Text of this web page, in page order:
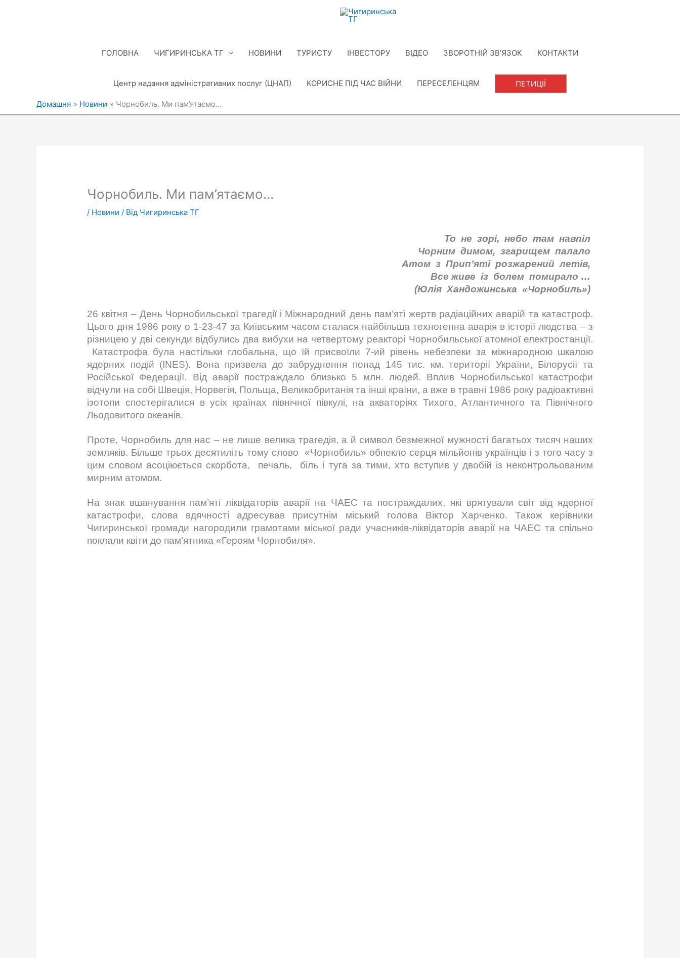
ГОЛОВНА ЧИГИРИНСЬКА ТГ НОВИНИ ТУРИСТУ ІНВЕСТОРУ ВІДЕО ЗВОРОТНІЙ ЗВ’ЯЗОК КОНТАКТИ
Центр надання адміністративних послуг (ЦНАП) КОРИСНЕ ПІД ЧАС ВІЙНИ ПЕРЕСЕЛЕНЦЯМ ПЕТИЦІЇ
Домашня Новини Чорнобиль. Ми пам’ятаємо…
Чорнобиль. Ми пам’ятаємо…
/ Новини / Від Чигиринська ТГ
То не зорі, небо там навпіл
Чорним димом, згарищем палало
Атом з Прип’яті розжарений летів,
Все живе із болем помирало …
(Юлія Хандожинська «Чорнобиль»)
26 квітня – День Чорнобильської трагедії і Міжнародний день пам’яті жертв радіаційних аварій та катастроф.
Цього дня 1986 року о 1-23-47 за Київським часом сталася найбільша техногенна аварія в історії людства – з
різницею у дві секунди відбулись два вибухи на четвертому реакторі Чорнобильської атомної електростанції.
Катастрофа була настільки глобальна, що їй присвоїли 7-ий рівень небезпеки за міжнародною шкалою
ядерних подій (INES). Вона призвела до забруднення понад 145 тис. км. території України, Білорусії та
Російської Федерації. Від аварії постраждало близько 5 млн. людей. Вплив Чорнобильської катастрофи
відчули на собі Швеція, Норвегія, Польща, Великобританія та інші країни, а вже в травні 1986 року радіоактивні
ізотопи спостерігалися в усіх країнах північної півкулі, на акваторіях Тихого, Атлантичного та Північного
Льодовитого океанів.
Проте, Чорнобиль для нас – не лише велика трагедія, а й символ безмежної мужності багатьох тисяч наших
земляків. Більше трьох десятиліть тому слово «Чорнобиль» обпекло серця мільйонів українців і з того часу з
цим словом асоціюється скорбота, печаль, біль і туга за тими, хто вступив у двобій із неконтрольованим
мирним атомом.
На знак вшанування пам’яті ліквідаторів аварії на ЧАЕС та постраждалих, які врятували світ від ядерної
катастрофи, слова вдячності адресував присутнім міський голова Віктор Харченко. Також керівники
Чигиринської громади нагородили грамотами міської ради учасників-ліквідаторів аварії на ЧАЕС та спільно
поклали квіти до пам’ятника «Героям Чорнобиля».